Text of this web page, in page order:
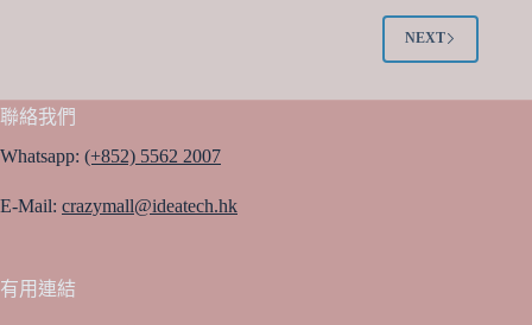
The
options
may
chosen
NEXT
聯絡我們
Whatsapp: (+852) 5562 2007
E-Mail: crazymall@ideatech.hk
有用連結